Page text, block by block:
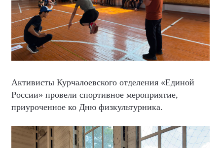
Активисты Курчалоевского отделения «Единой
России» провели спортивное мероприятие,
приуроченное ко Дню физкультурника.